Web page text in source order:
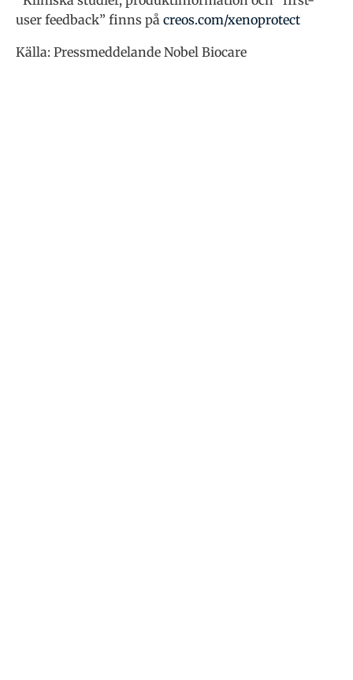
user feedback” finns på creos.com/xenoprotect
Källa: Pressmeddelande Nobel Biocare